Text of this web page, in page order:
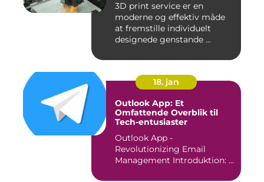
3D print service er en
moderne og effektiv måde
at fremstille individuelt
designede genstande ...
18. jan
Outlook App: Et
Omfattende Overblik til
Tech-entusiaster
Outlook App -
Revolutionizing Email
Management Introduktion: ...